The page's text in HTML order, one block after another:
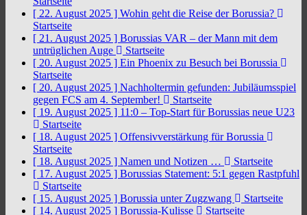
[ 22. August 2025 ] Wohin geht die Reise der Borussia?
Startseite
[ 21. August 2025 ] Borussias VAR – der Mann mit dem
untrüglichen Auge
Startseite
[ 20. August 2025 ] Ein Phoenix zu Besuch bei Borussia
Startseite
[ 20. August 2025 ] Nachholtermin gefunden: Jubiläumsspiel
gegen FCS am 4. September!
Startseite
[ 19. August 2025 ] 11:0 – Top-Start für Borussias neue U23
Startseite
[ 18. August 2025 ] Offensivverstärkung für Borussia
Startseite
[ 18. August 2025 ] Namen und Notizen …
Startseite
[ 17. August 2025 ] Borussias Statement: 5:1 gegen Rastpfuhl
Startseite
[ 15. August 2025 ] Borussia unter Zugzwang
Startseite
[ 14. August 2025 ] Borussia-Kulisse
Startseite